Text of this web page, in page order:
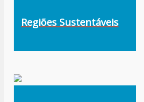
Regiões Sustentáveis